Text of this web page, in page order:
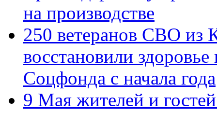
на производстве
250 ветеранов СВО из
восстановили
Соцфонда с начала года
9 Мая жителей и